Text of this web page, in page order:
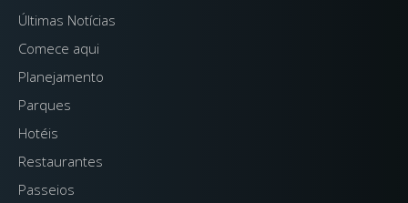
Últimas Notícias
Comece aqui
Planejamento
Parques
Hotéis
Restaurantes
Passeios